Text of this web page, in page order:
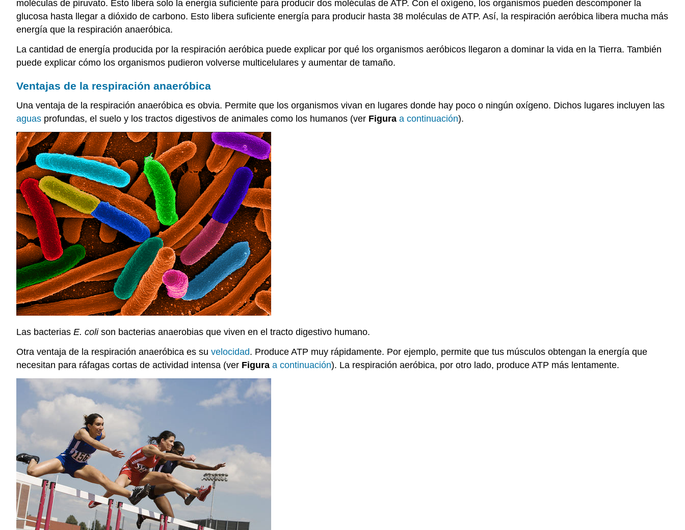
moléculas de piruvato. Esto libera solo la energía suficiente para producir dos moléculas de ATP. Con el oxígeno, los organismos pueden descomponer la
glucosa hasta llegar a dióxido de carbono. Esto libera suficiente energía para producir hasta 38 moléculas de ATP. Así, la respiración aeróbica libera mucha más
energía que la respiración anaeróbica.
La cantidad de energía producida por la respiración aeróbica puede explicar por qué los organismos aeróbicos llegaron a dominar la vida en la Tierra. También
puede explicar cómo los organismos pudieron volverse multicelulares y aumentar de tamaño.
Ventajas de la respiración anaeróbica
Una ventaja de la respiración anaeróbica es obvia. Permite que los organismos vivan en lugares donde hay poco o ningún oxígeno. Dichos lugares incluyen las
aguas profundas, el suelo y los tractos digestivos de animales como los humanos (ver Figura a continuación).
Las bacterias E. colison bacterias anaerobias que viven en el tracto digestivo humano.
Otra ventaja de la respiración anaeróbica es su velocidad. Produce ATP muy rápidamente. Por ejemplo, permite que tus músculos obtengan la energía que
necesitan para ráfagas cortas de actividad intensa (ver Figura a continuación). La respiración aeróbica, por otro lado, produce ATP más lentamente.